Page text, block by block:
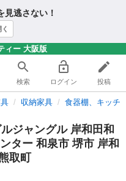
見逃さない！
ィー 大阪版
検索 ログイン 投稿
収納家具 食器棚、キッチ
ジャングル 岸和田和
ター 和泉市 堺市 岸和
取町